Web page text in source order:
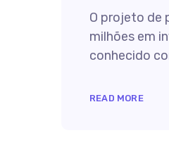
O projeto de
milhões em
conhecido
READ MORE